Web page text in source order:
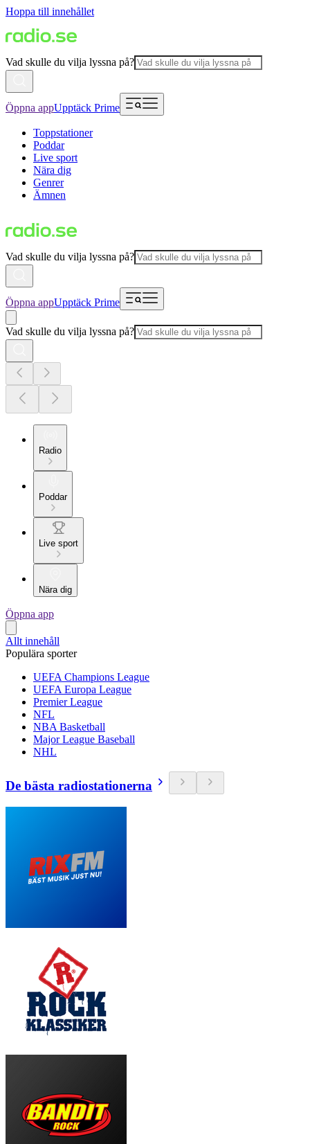
Hoppa till innehållet
Vad skulle du vilja lyssna på?
Öppna appUpptäck Prime
Toppstationer
Poddar
Live sport
Nära dig
Genrer
Ämnen
Vad skulle du vilja lyssna på?
Öppna appUpptäck Prime
Vad skulle du vilja lyssna på?
Radio
Poddar
Live sport
Nära dig
Öppna app
Allt innehåll
Populära sporter
UEFA Champions League
UEFA Europa League
Premier League
NFL
NBA Basketball
Major League Baseball
NHL
De bästa radiostationerna